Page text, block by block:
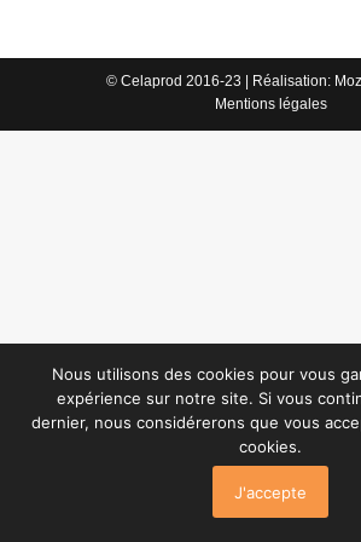
© Celaprod 2016-23 | Réalisation:
Mentions légales
Nous utilisons des cookies pour vous
expérience sur notre site. Si vous
dernier, nous considérerons que vous
cookies.
J'accepte